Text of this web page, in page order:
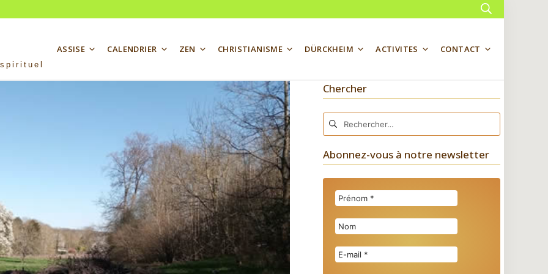
ASSISE CALENDRIER ZEN CHRISTIANISME DÜRCKHEIM ACTIVITES CONTACT
Chercher
Rechercher :
Abonnez-vous à notre newsletter